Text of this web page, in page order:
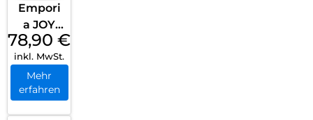
Empori
a JOY
Black
78,90 €
inkl. MwSt.
Mehr
erfahren